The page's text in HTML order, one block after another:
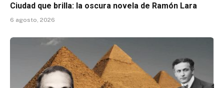
Ciudad que brilla: la oscura novela de Ramón Lara
6 agosto, 2026